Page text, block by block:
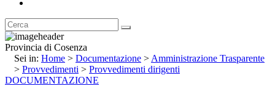
Provincia di Cosenza
Sei in: Home > Documentazione > Amministrazione Trasparente
> Provvedimenti > Provvedimenti dirigenti
DOCUMENTAZIONE